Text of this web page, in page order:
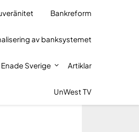
Bankreform
av banksystemet
Sverige Artiklar
UnWest TV